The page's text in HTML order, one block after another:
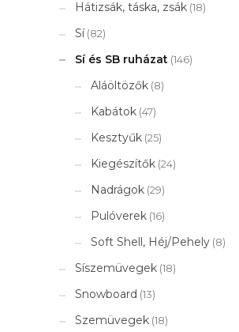
Hátizsák, táska, zsák (18)
Sí (82)
Sí és SB ruházat (146)
Aláöltözők (8)
Kabátok (47)
Kesztyűk (25)
Kiegészítők (24)
Nadrágok (29)
Pulóverek (16)
Soft Shell, Héj/Pehely (8)
Síszemüvegek (18)
Snowboard (13)
Szemüvegek (18)